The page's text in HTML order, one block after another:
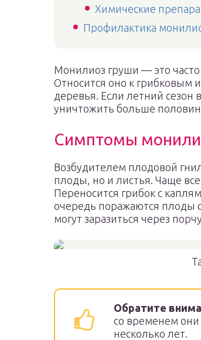
Химические
Профилактика
Монилиоз груши — это
Относится оно к грибковым
деревья. Если летний
уничтожить больше
Симптомы
Возбудителем плодовой
плоды, но и листья. Чаще
Переносится грибок с
очередь поражаются плоды
могут заразиться через
Обратите
со временем
несколько лет.